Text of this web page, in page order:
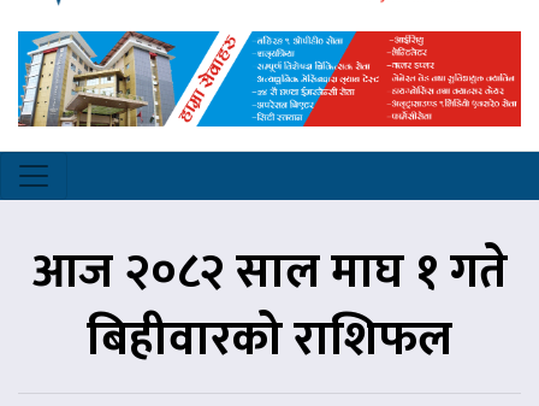
आज २०८२ साल माघ १ गते
बिहीवारको राशिफल